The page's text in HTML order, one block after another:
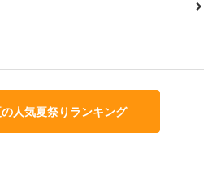
人気夏祭りランキング